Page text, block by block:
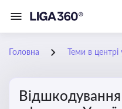
Головна Теми в центрі
Відшкодування